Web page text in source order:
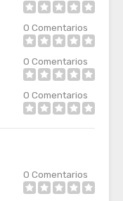
0 Comentarios
0 Comentarios
0 Comentarios
0 Comentarios